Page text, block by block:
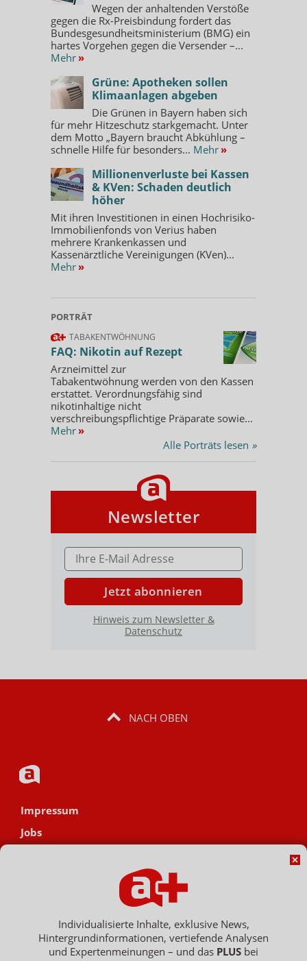
Wegen der anhaltenden Verstöße
gegen die Rx-Preisbindung fordert das
Bundesgesundheitsministerium (BMG) ein
hartes Vorgehen gegen die Versender –...
Mehr »
Grüne: Apotheken sollen
Klimaanlagen abgeben
Die Grünen in Bayern haben sich
für mehr Hitzeschutz starkgemacht. Unter
dem Motto „Bayern braucht Abkühlung –
schnelle Hilfe für besonders... Mehr »
Millionenverluste bei Kassen
& KVen: Schaden deutlich
höher
Mit ihren Investitionen in einen Hochrisiko-
Immobilienfonds von Verius haben
mehrere Krankenkassen und
Kassenärztliche Vereinigungen (KVen)...
Mehr »
PORTRÄT
TABAKENTWÖHNUNG
FAQ: Nikotin auf Rezept
Arzneimittel zur
Tabakentwöhnung werden von den Kassen
erstattet. Verordnungsfähig sind
nikotinhaltige nicht
verschreibungspflichtige Präparate sowie...
Mehr »
Alle Porträts lesen »
Newsletter
E-MAIL ADRESSE
Jetzt abonnieren
Hinweis zum Newsletter &
Datenschutz
NACH OBEN
Impressum
Jobs
Hinweisgebersystem
Vertrag widerrufen
Individualisierte Inhalte, exklusive News,
Hintergrundinformationen, vertiefende Analysen
und Expertenmeinungen – und das PLUS bei